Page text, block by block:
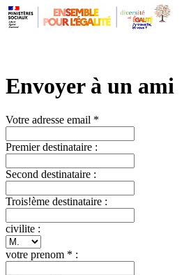
Envoyer à un ami
Votre adresse email *
Premier destinataire :
Second destinataire :
Trois!ème destinataire :
civilite :
votre prenom * :